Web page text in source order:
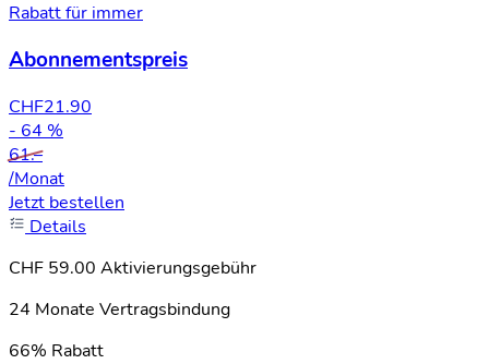
Rabatt für immer
Abonnementspreis
CHF21.90
- 64 %
61.–
/Monat
Jetzt bestellen
Details
CHF 59.00 Aktivierungsgebühr
24 Monate Vertragsbindung
66% Rabatt